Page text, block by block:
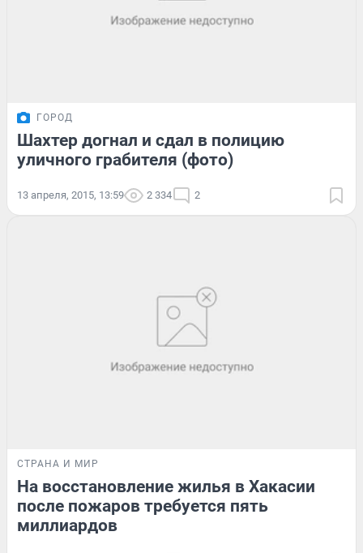
ГОРОД
Шахтер догнал и сдал в полицию
уличного грабителя (фото)
13 апреля, 2015, 13:59 2 334 2
СТРАНА И МИР
На восстановление жилья в Хакасии
после пожаров требуется пять
миллиардов